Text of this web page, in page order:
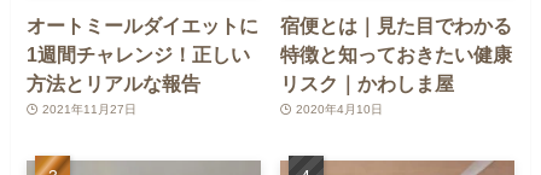
オートミールダイエットに
1週間チャレンジ！正しい
方法とリアルな報告
2021年11月27日
宿便とは｜見た目でわかる
特徴と知っておきたい健康
リスク｜かわしま屋
2020年4月10日